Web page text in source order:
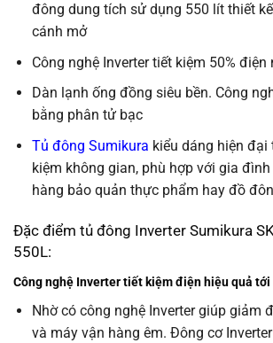
đông dung tích sử dụng 550 lít thiết
cánh mở
Công nghệ Inverter tiết kiệm 50% điện
Dàn lạnh ống đồng siêu bền. Công
bằng phân tử bạc
Tủ đông Sumikura kiểu dáng hiện đại
kiệm không gian, phù hợp với gia
hàng bảo quản thực phẩm hay đồ
Đặc điểm tủ đông Inverter Sumikura
550L:
Công nghệ Inverter tiết kiệm điện hiệu quả tới
Nhờ có công nghệ Inverter giúp giảm
và máy vận hàng êm. Đông cơ